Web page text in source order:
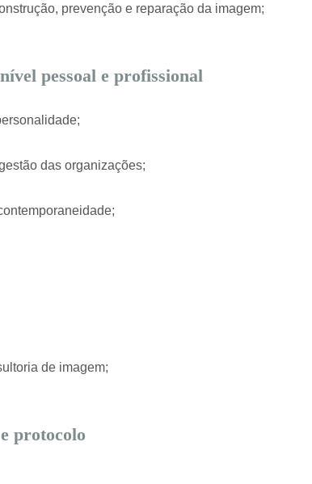
prevenção e reparação da imagem;
pessoal e profissional
das organizações;
de imagem;
protocolo